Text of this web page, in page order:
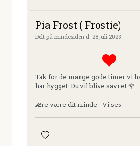
Pia Frost ( Frostie)
Delt på mindesiden d. 28.juli.2023
Tak for de mange gode timer vi har haft, hvor vi
har hygget. Du vil blive savnet 🌹
Ære være dit minde - Vi ses